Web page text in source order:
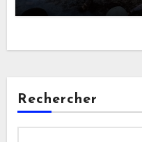
Rechercher